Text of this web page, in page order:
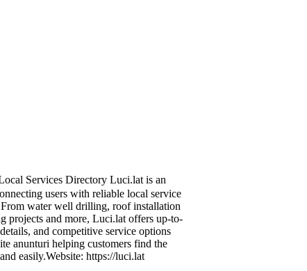
Services Directory Luci.lat is an
users with reliable local service
water well drilling, roof installation
projects and more, Luci.lat offers up-to-
and competitive service options
anunturi helping customers find the
easily.Website: https://luci.lat